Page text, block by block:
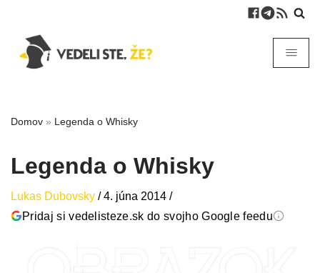
Domov » Legenda o Whisky
Legenda o Whisky
Lukas Dubovsky /4. júna 2014 /
Pridaj si vedelisteze.sk do svojho Google feedu